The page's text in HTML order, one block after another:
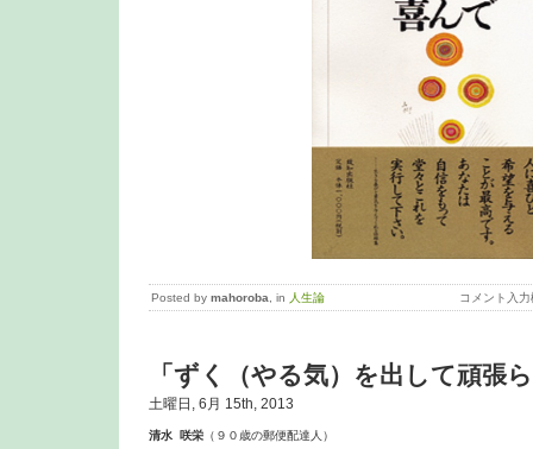
Posted by mahoroba , in 人生論 コメント入力
「ずく（やる気）を出して頑張
土曜日, 6月 15th, 2013
清水 咲栄 （９０歳の郵便配達人）